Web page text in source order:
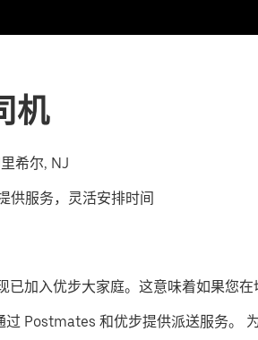
机
希尔, NJ
供服务，灵活安排时间
已加入优步大家庭。这意味着如果您
过 Postmates 和优步提供派送服务。